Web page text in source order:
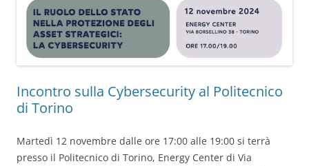
Incontro sulla Cybersecurity al Politecnico
di Torino
Martedì 12 novembre dalle ore 17:00 alle 19:00 si terrà
presso il Politecnico di Torino, Energy Center di Via